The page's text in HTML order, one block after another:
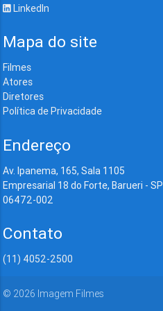
LinkedIn
Mapa do site
Filmes
Atores
Diretores
Política de Privacidade
Endereço
Av. Ipanema, 165, Sala 1105
Empresarial 18 do Forte, Barueri - SP
06472-002
Contato
(11) 4052-2500
© 2026 Imagem Filmes